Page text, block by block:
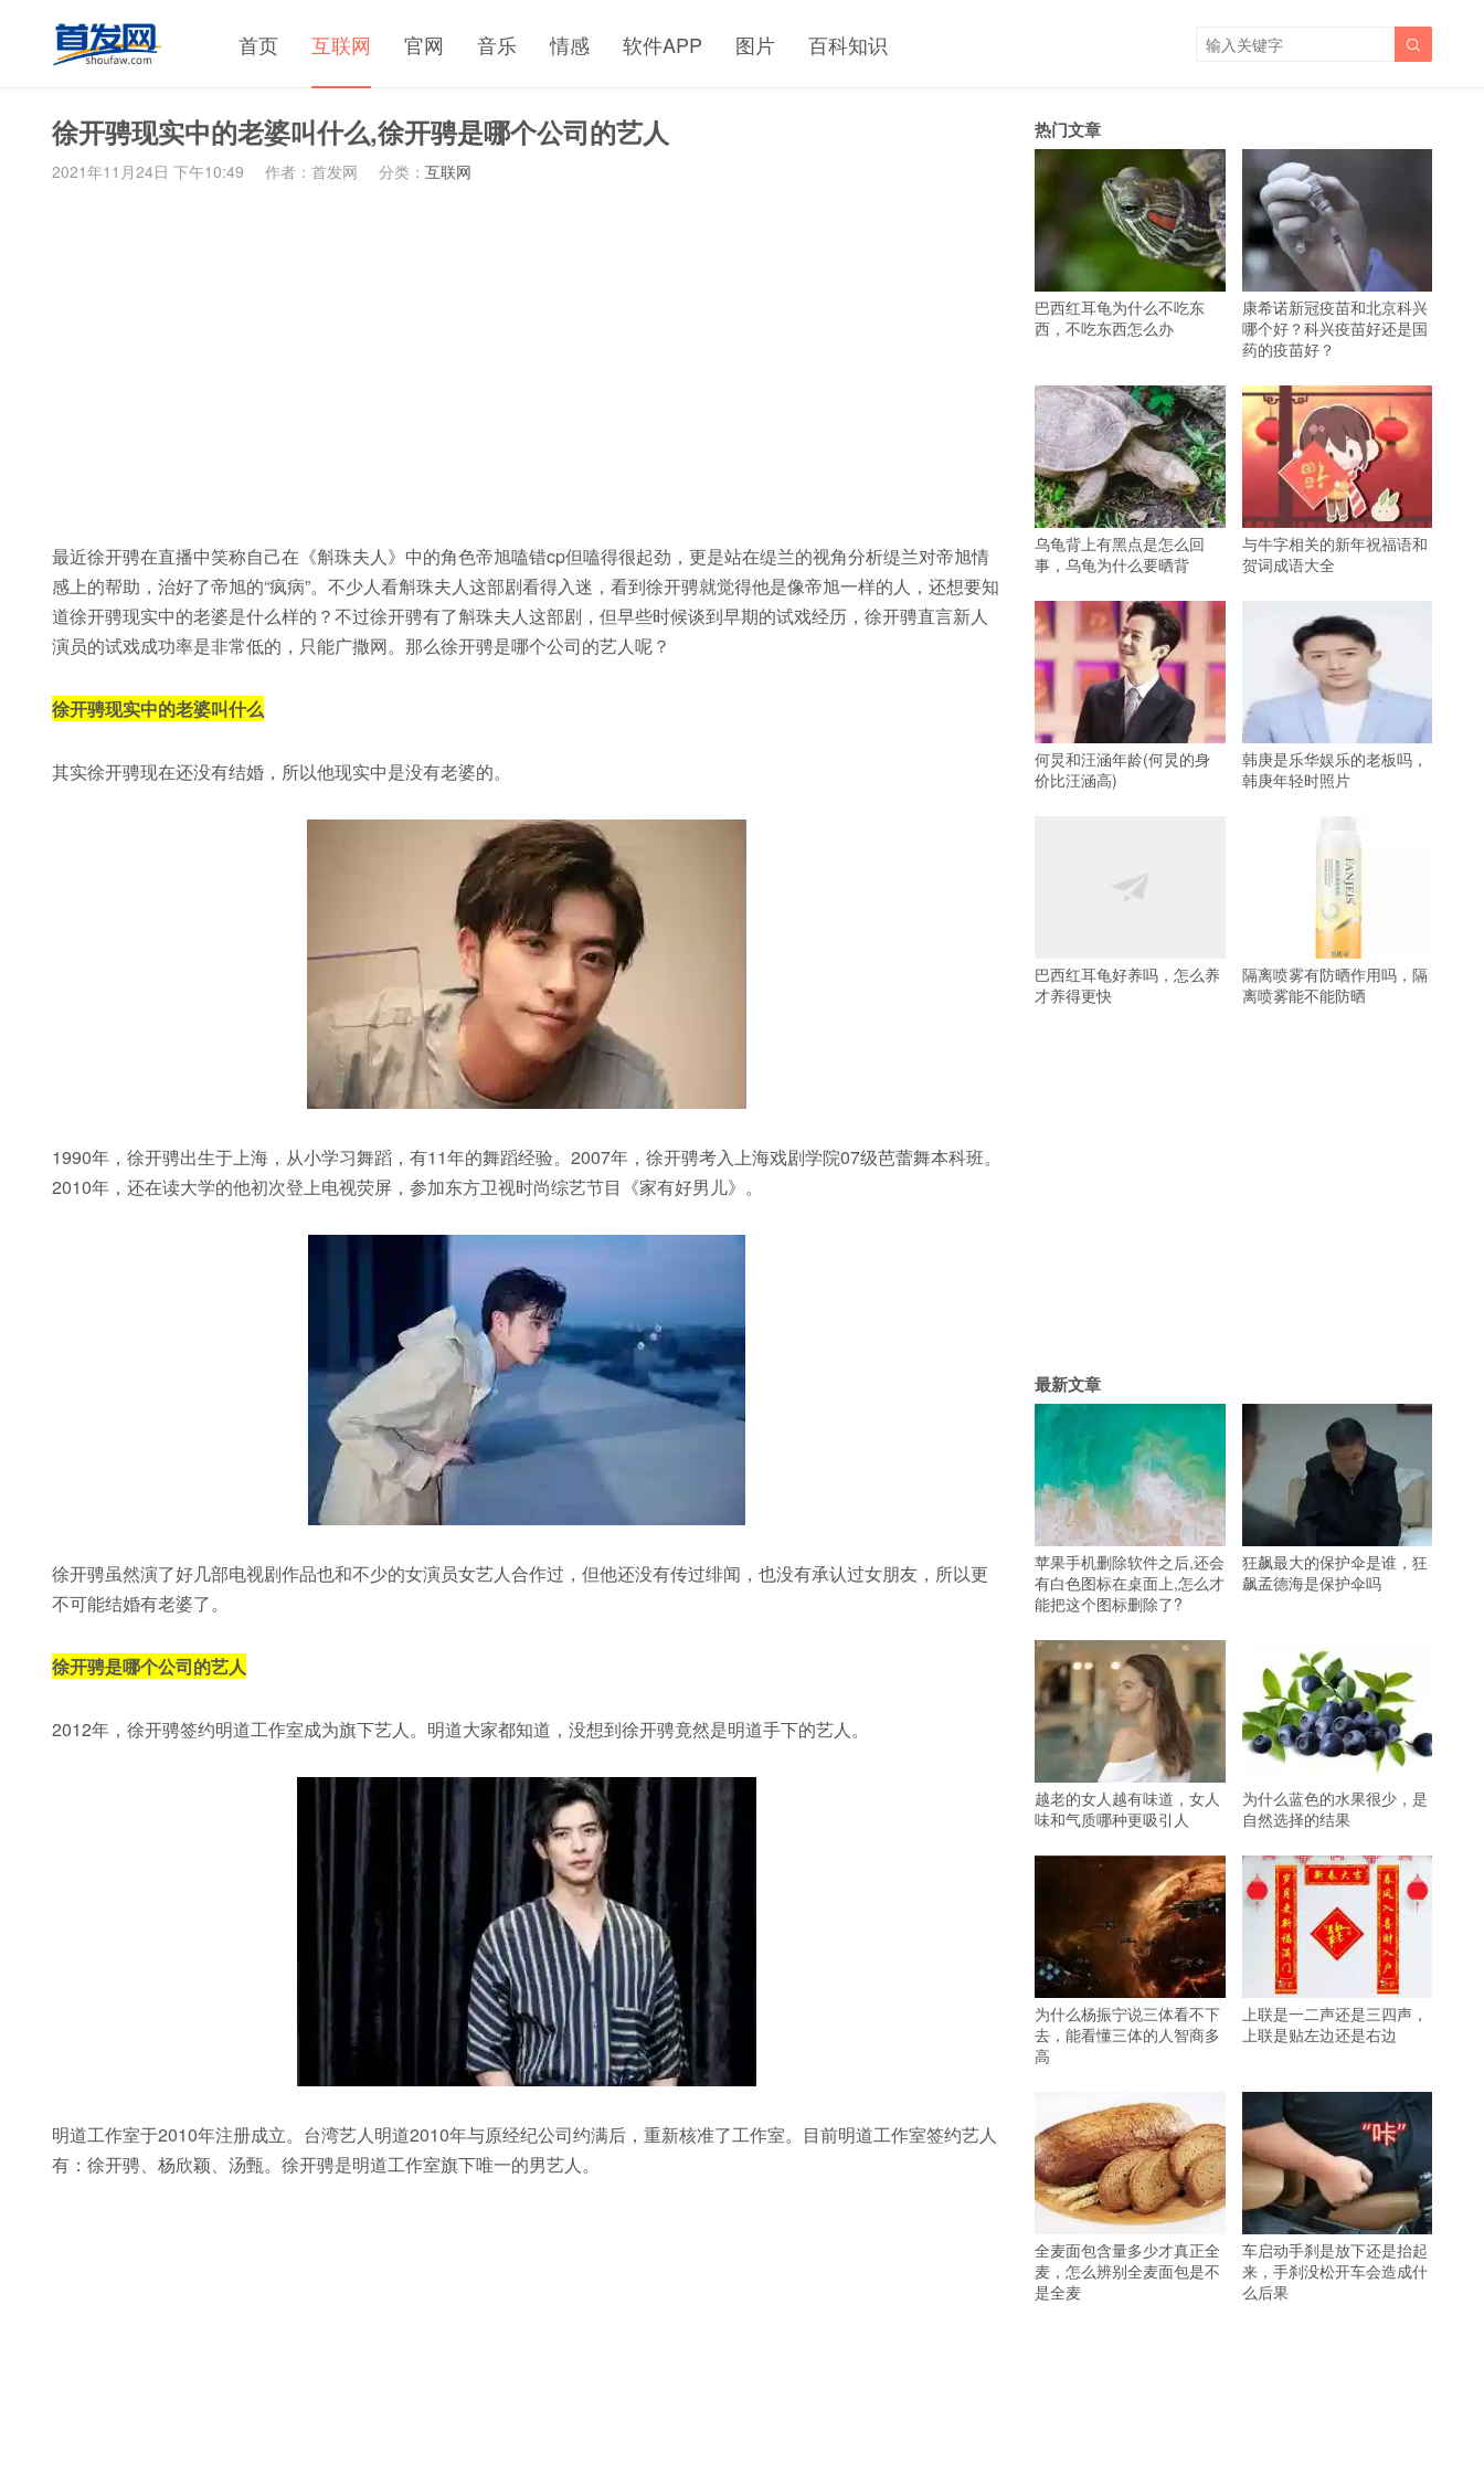
首页 互联网 官网 音乐 情感 软件APP 图片 百科知识 
徐开骋现实中的老婆叫什么,徐开骋是哪个公司的艺人
2021年11月24日 下午10:49 作者：首发网 分类： 互联网
最近徐开骋在直播中笑称自己在《斛珠夫人》中的角色帝旭嗑错cp但嗑得很起劲，更是站在缇兰的视角分析缇兰对帝旭情
感上的帮助，治好了帝旭的“疯病”。不少人看斛珠夫人这部剧看得入迷，看到徐开骋就觉得他是像帝旭一样的人，还想要知
道徐开骋现实中的老婆是什么样的？不过徐开骋有了斛珠夫人这部剧，但早些时候谈到早期的试戏经历，徐开骋直言新人
演员的试戏成功率是非常低的，只能广撒网。那么徐开骋是哪个公司的艺人呢？
徐开骋现实中的老婆叫什么
其实徐开骋现在还没有结婚，所以他现实中是没有老婆的。
1990年，徐开骋出生于上海，从小学习舞蹈，有11年的舞蹈经验。2007年，徐开骋考入上海戏剧学院07级芭蕾舞本科班。
2010年，还在读大学的他初次登上电视荧屏，参加东方卫视时尚综艺节目《家有好男儿》。
徐开骋虽然演了好几部电视剧作品也和不少的女演员女艺人合作过，但他还没有传过绯闻，也没有承认过女朋友，所以更
不可能结婚有老婆了。
徐开骋是哪个公司的艺人
2012年，徐开骋签约明道工作室成为旗下艺人。明道大家都知道，没想到徐开骋竟然是明道手下的艺人。
明道工作室于2010年注册成立。台湾艺人明道2010年与原经纪公司约满后，重新核准了工作室。目前明道工作室签约艺人
有：徐开骋、杨欣颖、汤甄。徐开骋是明道工作室旗下唯一的男艺人。
热门文章
巴西红耳龟为什么不吃东
西，不吃东西怎么办
康希诺新冠疫苗和北京科兴
哪个好？科兴疫苗好还是国
药的疫苗好？
乌龟背上有黑点是怎么回
事，乌龟为什么要晒背
与牛字相关的新年祝福语和
贺词成语大全
何炅和汪涵年龄(何炅的身
价比汪涵高)
韩庚是乐华娱乐的老板吗，
韩庚年轻时照片
巴西红耳龟好养吗，怎么养
才养得更快
隔离喷雾有防晒作用吗，隔
离喷雾能不能防晒
最新文章
苹果手机删除软件之后,还会
有白色图标在桌面上,怎么才
能把这个图标删除了?
狂飙最大的保护伞是谁，狂
飙孟德海是保护伞吗
越老的女人越有味道，女人
味和气质哪种更吸引人
为什么蓝色的水果很少，是
自然选择的结果
为什么杨振宁说三体看不下
去，能看懂三体的人智商多
高
上联是一二声还是三四声，
上联是贴左边还是右边
全麦面包含量多少才真正全
麦，怎么辨别全麦面包是不
是全麦
车启动手刹是放下还是抬起
来，手刹没松开车会造成什
么后果